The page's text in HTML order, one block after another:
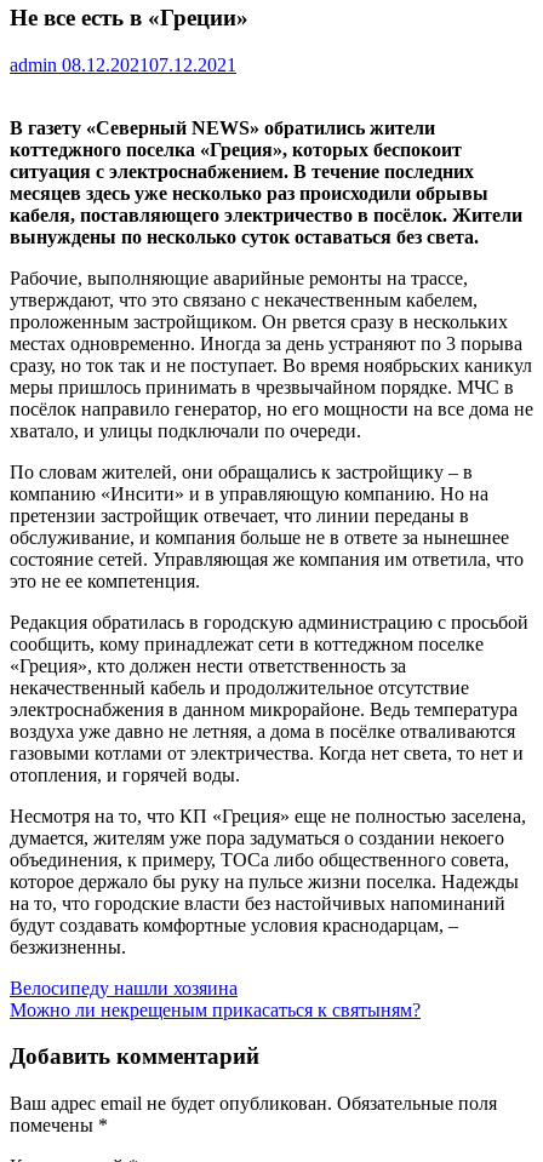
Не все есть в «Греции»
admin 08.12.202107.12.2021
В газету «Северный NEWS» обратились жители
коттеджного поселка «Греция», которых беспокоит
ситуация с электроснабжением. В течение последних
месяцев здесь уже несколько раз происходили обрывы
кабеля, поставляющего электричество в посёлок. Жители
вынуждены по несколько суток оставаться без света.
Рабочие, выполняющие аварийные ремонты на трассе,
утверждают, что это связано с некачественным кабелем,
проложенным застройщиком. Он рвется сразу в нескольких
местах одновременно. Иногда за день устраняют по 3 порыва
сразу, но ток так и не поступает. Во время ноябрьских каникул
меры пришлось принимать в чрезвычайном порядке. МЧС в
посёлок направило генератор, но его мощности на все дома не
хватало, и улицы подключали по очереди.
По словам жителей, они обращались к застройщику – в
компанию «Инсити» и в управляющую компанию. Но на
претензии застройщик отвечает, что линии переданы в
обслуживание, и компания больше не в ответе за нынешнее
состояние сетей. Управляющая же компания им ответила, что
это не ее компетенция.
Редакция обратилась в городскую администрацию с просьбой
сообщить, кому принадлежат сети в коттеджном поселке
«Греция», кто должен нести ответственность за
некачественный кабель и продолжительное отсутствие
электроснабжения в данном микрорайоне. Ведь температура
воздуха уже давно не летняя, а дома в посёлке отваливаются
газовыми котлами от электричества. Когда нет света, то нет и
отопления, и горячей воды.
Несмотря на то, что КП «Греция» еще не полностью заселена,
думается, жителям уже пора задуматься о создании некоего
объединения, к примеру, ТОСа либо общественного совета,
которое держало бы руку на пульсе жизни поселка. Надежды
на то, что городские власти без настойчивых напоминаний
будут создавать комфортные условия краснодарцам, –
безжизненны.
Навигация
по
записям
Велосипеду нашли хозяина
Можно ли некрещеным прикасаться к святыням?
Добавить комментарий
Ваш адрес email не будет опубликован. Обязательные поля
помечены *